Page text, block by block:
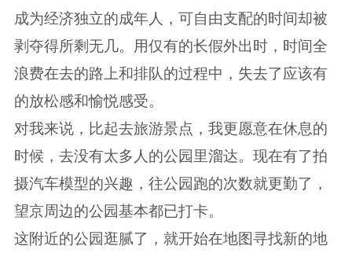
成为经济独立的成年人，可自由支配的时间却被
剥夺得所剩无几。用仅有的长假外出时，时间全
浪费在去的路上和排队的过程中，失去了应该有
的放松感和愉悦感受。
对我来说，比起去旅游景点，我更愿意在休息的
时候，去没有太多人的公园里溜达。现在有了拍
摄汽车模型的兴趣，往公园跑的次数就更勤了，
望京周边的公园基本都已打卡。
这附近的公园逛腻了，就开始在地图寻找新的地